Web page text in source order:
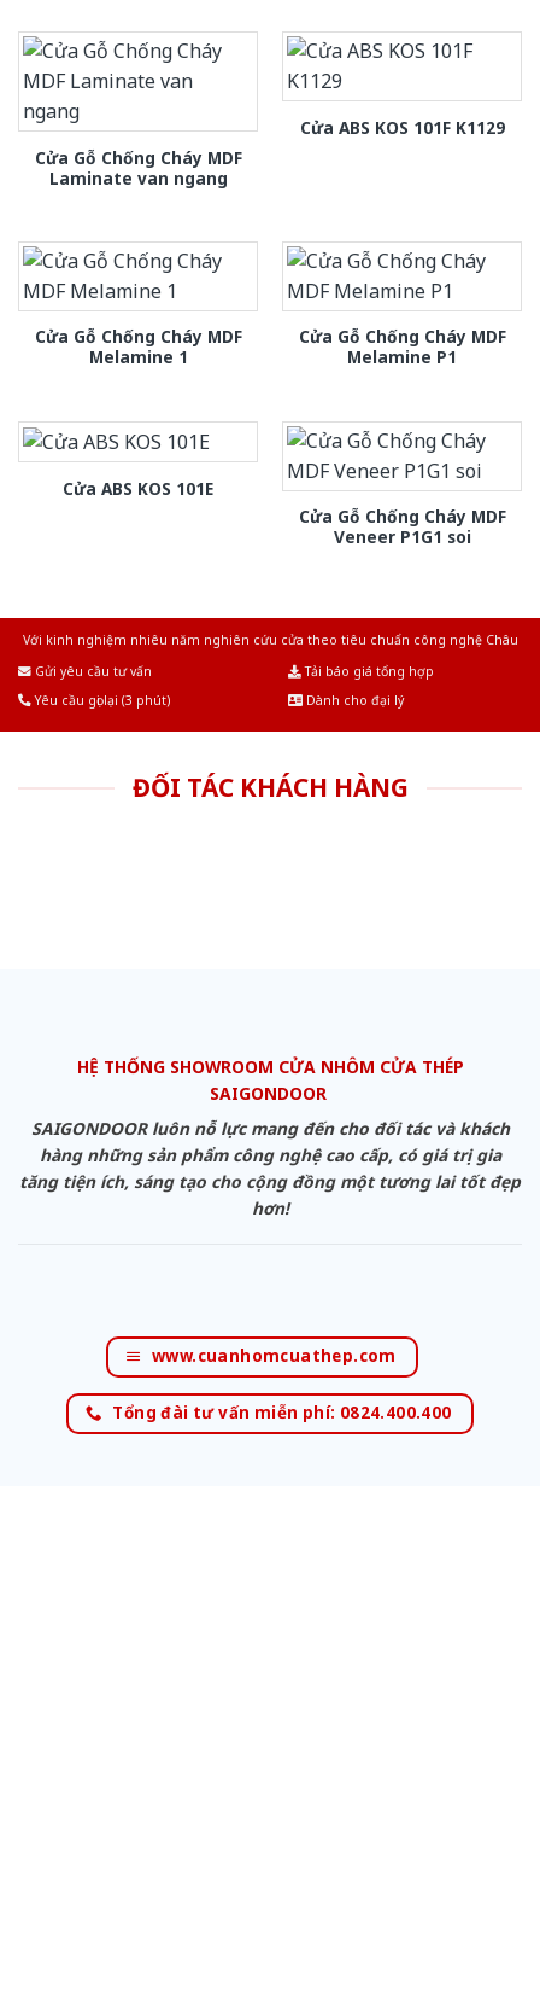
Cửa Gỗ Chống Cháy MDF
Laminate van ngang
Cửa ABS KOS 101F K1129
Cửa Gỗ Chống Cháy MDF
Melamine 1
Cửa Gỗ Chống Cháy MDF
Melamine P1
Cửa ABS KOS 101E
Cửa Gỗ Chống Cháy MDF
Veneer P1G1 soi
Với kinh nghiệm nhiêu năm nghiên cứu cửa theo tiêu chuẩn công nghệ Châu
Gửi yêu cầu tư vấn
Tải báo giá tổng hợp
Yêu cầu gọi lại (3 phút)
Dành cho đại lý
ĐỐI TÁC KHÁCH HÀNG
HỆ THỐNG SHOWROOM CỬA NHÔM CỬA THÉP
SAIGONDOOR
SAIGONDOOR luôn nỗ lực mang đến cho đối tác và khách
hàng những sản phẩm công nghệ cao cấp, có giá trị gia
tăng tiện ích, sáng tạo cho cộng đồng một tương lai tốt đẹp
hơn!
www.cuanhomcuathep.com
Tổng đài tư vấn miễn phí: 0824.400.400